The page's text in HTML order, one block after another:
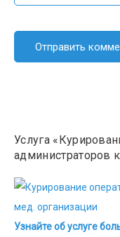
Услуга
администраторов
Узнайте об услуге